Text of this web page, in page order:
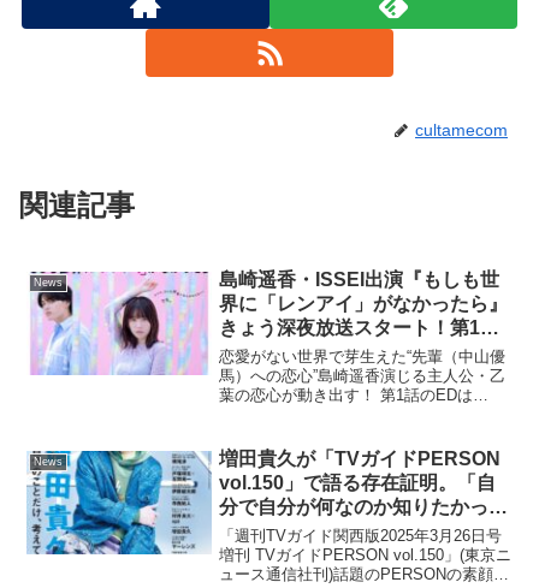
cultamecom
関連記事
News
島崎遥香・ISSEI出演『もしも世
界に「レンアイ」がなかったら』
きょう深夜放送スタート！第1話
場面写真10点 ＆ あらすじ解禁！
ビッケブランカが役者として登場
することも明らかに・・・！
恋愛がない世界で芽生えた“先輩（中山優
馬）への恋心”島崎遥香演じる主人公・乙
葉の恋心が動き出す！ 第1話のEDは
愛感情がないから、独占欲もないし、嫉
妬も束縛もない。特...
News
増田貴久が「TVガイドPERSON
vol.150」で語る存在証明。「自
分で自分が何なのか知りたかっ
た」
「週刊TVガイド関西版2025年3月26日号
増刊 TVガイドPERSON vol.150」(東京ニ
ュース通信社刊)話題のPERSONの素顔に